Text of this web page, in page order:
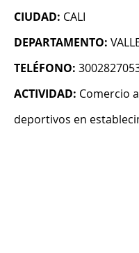
CIUDAD: CALI
DEPARTAMENTO:
TELÉFONO:
ACTIVIDAD: Comercio
deportivos en